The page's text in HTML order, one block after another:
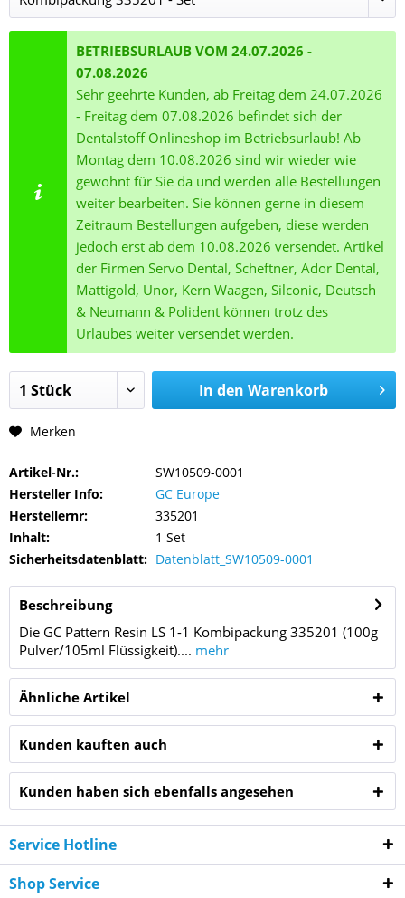
BETRIEBSURLAUB VOM 24.07.2026 -
07.08.2026
Sehr geehrte Kunden, ab Freitag dem 24.07.2026
- Freitag dem 07.08.2026 befindet sich der
Dentalstoff Onlineshop im Betriebsurlaub! Ab
Montag dem 10.08.2026 sind wir wieder wie
gewohnt für Sie da und werden alle Bestellungen
weiter bearbeiten. Sie können gerne in diesem
Zeitraum Bestellungen aufgeben, diese werden
jedoch erst ab dem 10.08.2026 versendet. Artikel
der Firmen Servo Dental, Scheftner, Ador Dental,
Mattigold, Unor, Kern Waagen, Silconic, Deutsch
& Neumann & Polident können trotz des
Urlaubes weiter versendet werden.
In den Warenkorb
Merken
Artikel-Nr.:
SW10509-0001
Hersteller Info:
GC Europe
Herstellernr:
335201
Inhalt:
1 Set
Sicherheitsdatenblatt: Datenblatt_SW10509-0001
Beschreibung
Die GC Pattern Resin LS 1-1 Kombipackung 335201 (100g
Pulver/105ml Flüssigkeit).... mehr
Ähnliche Artikel
Kunden kauften auch
Kunden haben sich ebenfalls angesehen
Service Hotline
Shop Service